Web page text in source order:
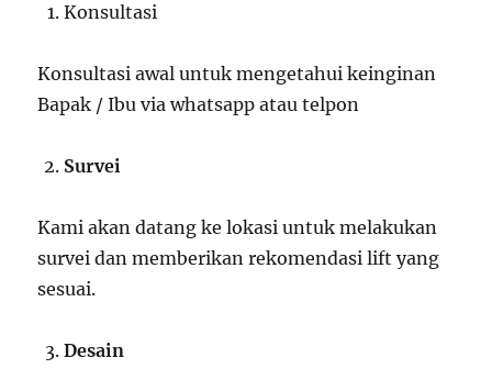
Konsultasi
Konsultasi awal untuk mengetahui keinginan
Bapak / Ibu via whatsapp atau telpon
Survei
Kami akan datang ke lokasi untuk melakukan
survei dan memberikan rekomendasi lift yang
sesuai.
Desain